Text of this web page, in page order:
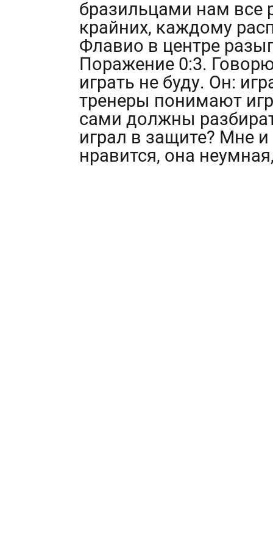
бразильцами нам все
крайних, каждому
Флавио в центре
Поражение 0:3.
играть не буду. Он:
тренеры понимают
сами должны
играл в защите? Мне
нравится, она